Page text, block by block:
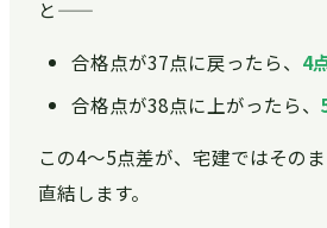
と——
合格点が37点に戻ったら、 4
合格点が38点に上がったら、
この4〜5点差が、宅建ではその
直結します。